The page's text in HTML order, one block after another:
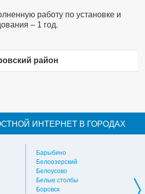
работу по установке и
– 1 год.
район
ИНТЕРНЕТ В ГОРОДАХ
Барыбино
Белоозерский
Белоусово
Белые столбы
Боровск